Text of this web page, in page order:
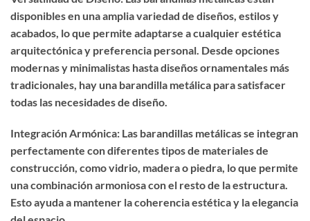
disponibles en una amplia variedad de diseños, estilos y
acabados, lo que permite adaptarse a cualquier estética
arquitectónica y preferencia personal. Desde opciones
modernas y minimalistas hasta diseños ornamentales más
tradicionales, hay una barandilla metálica para satisfacer
todas las necesidades de diseño.
Integración Armónica: Las barandillas metálicas se integran
perfectamente con diferentes tipos de materiales de
construcción, como vidrio, madera o piedra, lo que permite
una combinación armoniosa con el resto de la estructura.
Esto ayuda a mantener la coherencia estética y la elegancia